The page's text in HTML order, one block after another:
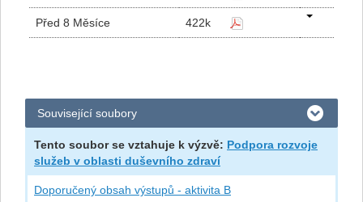
Před 8 Měsíce 422k
Související soubory
Tento soubor se vztahuje k výzvě: Podpora rozvoje
služeb v oblasti duševního zdraví
Doporučený obsah výstupů - aktivita B